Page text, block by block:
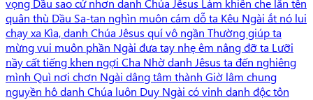
vọng Dầu sao cứ nhơn danh Chúa Jêsus Làm khiên che lằn tên
quân thù Dầu Sa-tan nghìn muôn cám dỗ ta Kêu Ngài ắt nó lui
chạy xa Kìa, danh Chúa Jêsus quí vô ngần Thường giúp ta
mừng vui muôn phần Ngài đưa tay nhẹ êm nâng đỡ ta Lưỡi
nầy cất tiếng khen ngợi Cha Nhờ danh Jêsus ta đến nghiêng
mình Quì nơi chơn Ngài dâng tâm thành Giờ lâm chung
nguyền hô danh Chúa luôn Duy Ngài có vinh danh độc tôn